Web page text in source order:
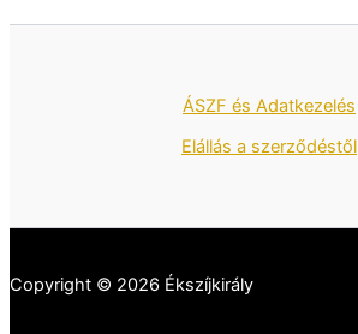
ÁSZF és Adatkezelés
Elállás a szerződéstől
Copyright © 2026 Ékszíjkirály